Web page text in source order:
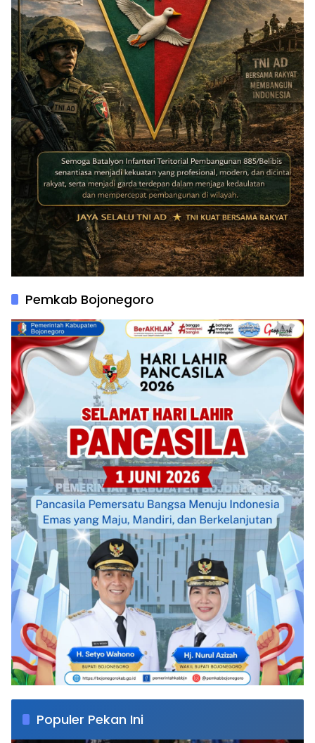
Pemkab Bojonegoro
Populer Pekan Ini